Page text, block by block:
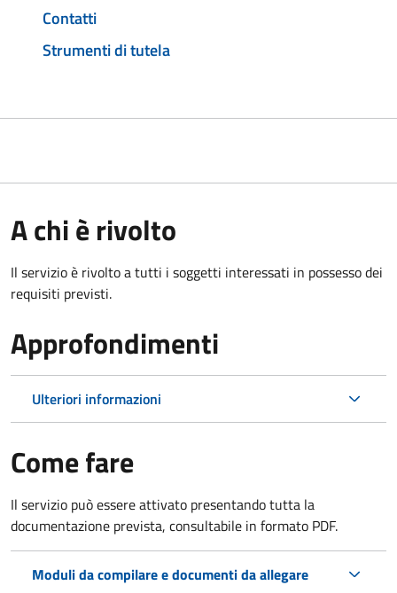
Contatti
Strumenti di tutela
A chi è rivolto
Il servizio è rivolto a tutti i soggetti interessati in possesso dei
requisiti previsti.
Approfondimenti
Ulteriori informazioni
Come fare
Il servizio può essere attivato presentando tutta la
documentazione prevista, consultabile in formato PDF.
Moduli da compilare e documenti da allegare